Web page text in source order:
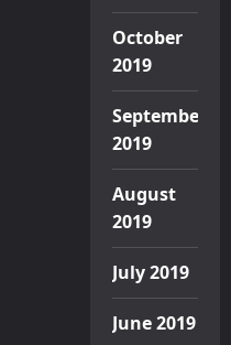
October
2019
September
2019
August
2019
July 2019
June 2019